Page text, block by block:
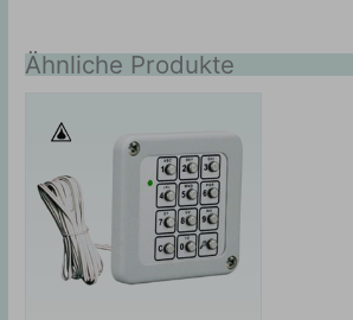
Ähnliche Produkte